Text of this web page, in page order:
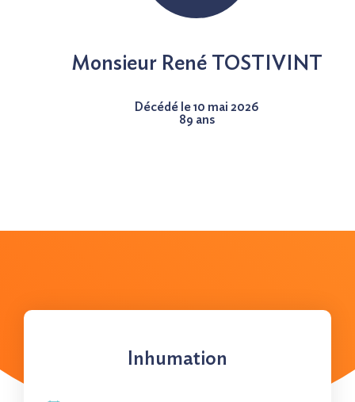
Monsieur René TOSTIVINT
Décédé le 10 mai 2026
89 ans
Inhumation